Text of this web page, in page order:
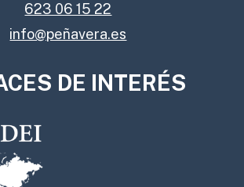
623 06 15 22
info@peñavera.es
DE INTERÉS